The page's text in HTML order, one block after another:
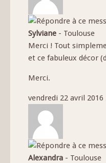
Sylviane - Toulouse
Merci ! Tout
et ce fabuleux décor
Merci.
vendredi 22 avril 2016
Alexandra - Toulouse